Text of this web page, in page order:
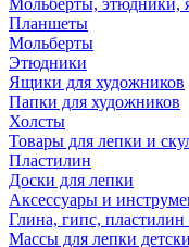
Мольберты, этюдники,
Планшеты
Мольберты
Этюдники
Ящики для художников
Папки для художников
Холсты
Товары для лепки и
Пластилин
Доски для лепки
Аксессуары и
Глина, гипс,
Массы для лепки